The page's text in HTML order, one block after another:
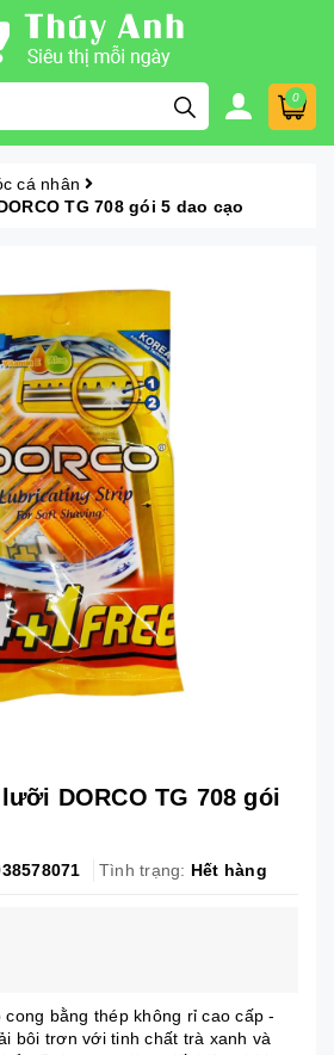
0
cá nhân
TG 708 gói 5 dao cạo
DORCO TG 708 gói
Tình trạng: Hết hàng
bằng thép không rỉ cao cấp -
bôi trơn với tinh chất trà xanh và